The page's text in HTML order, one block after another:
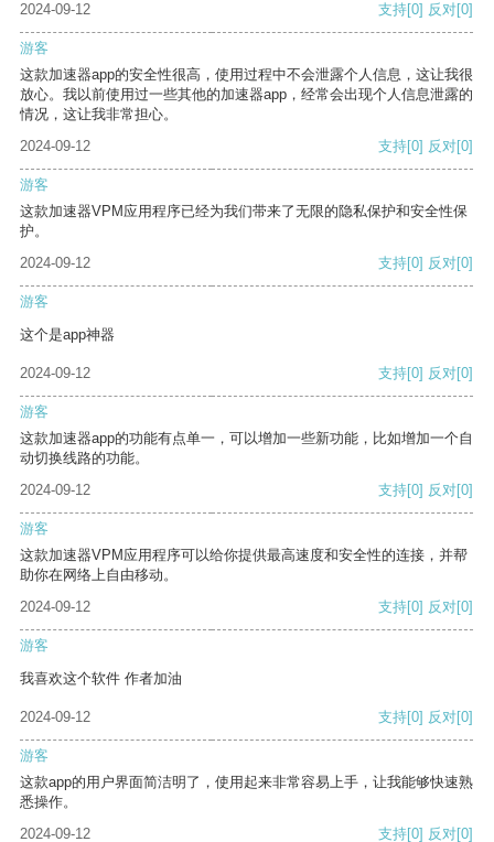
2024-09-12 支持[0] 反对[0]
游客
这款加速器app的安全性很高，使用过程中不会泄露个人信息，这让我很
放心。我以前使用过一些其他的加速器app，经常会出现个人信息泄露的
情况，这让我非常担心。
2024-09-12
支持[0] 反对[0]
游客
这款加速器VPM应用程序已经为我们带来了无限的隐私保护和安全性保
护。
2024-09-12
支持[0] 反对[0]
游客
这个是app神器
2024-09-12 支持[0] 反对[0]
游客
这款加速器app的功能有点单一，可以增加一些新功能，比如增加一个自
动切换线路的功能。
2024-09-12
支持[0] 反对[0]
游客
这款加速器VPM应用程序可以给你提供最高速度和安全性的连接，并帮
助你在网络上自由移动。
2024-09-12
支持[0] 反对[0]
游客
我喜欢这个软件 作者加油
2024-09-12 支持[0] 反对[0]
游客
这款app的用户界面简洁明了，使用起来非常容易上手，让我能够快速熟
悉操作。
2024-09-12
支持[0] 反对[0]